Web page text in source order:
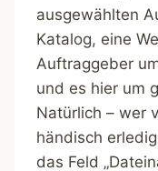
ausgewählten
Katalog, eine
Auftraggeber
und es hier um
Natürlich – wer
händisch
das Feld